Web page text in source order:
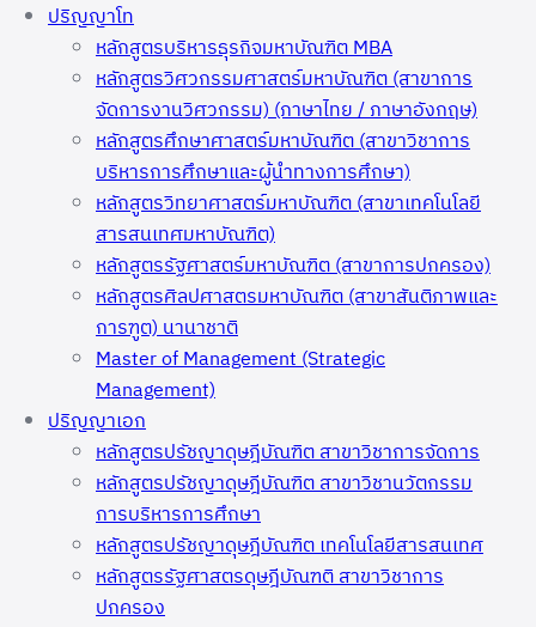
ปริญญาโท
หลักสูตรบริหารธุรกิจมหาบัณฑิต MBA
หลักสูตรวิศวกรรมศาสตร์มหาบัณฑิต (สาขาการ
จัดการงานวิศวกรรม) (ภาษาไทย / ภาษาอังกฤษ)
หลักสูตรศึกษาศาสตร์มหาบัณฑิต (สาขาวิชาการ
บริหารการศึกษาและผู้นำทางการศึกษา)
หลักสูตรวิทยาศาสตร์มหาบัณฑิต (สาขาเทคโนโลยี
สารสนเทศมหาบัณฑิต)
หลักสูตรรัฐศาสตร์มหาบัณฑิต (สาขาการปกครอง)
หลักสูตรศิลปศาสตรมหาบัณฑิต (สาขาสันติภาพและ
การฑูต) นานาชาติ
Master of Management (Strategic
Management)
ปริญญาเอก
หลักสูตรปรัชญาดุษฎีบัณฑิต สาขาวิชาการจัดการ
หลักสูตรปรัชญาดุษฎีบัณฑิต สาขาวิชานวัตกรรม
การบริหารการศึกษา
หลักสูตรปรัชญาดุษฎีบัณฑิต เทคโนโลยีสารสนเทศ
หลักสูตรรัฐศาสตรดุษฎีบัณฑติ สาขาวิชาการ
ปกครอง